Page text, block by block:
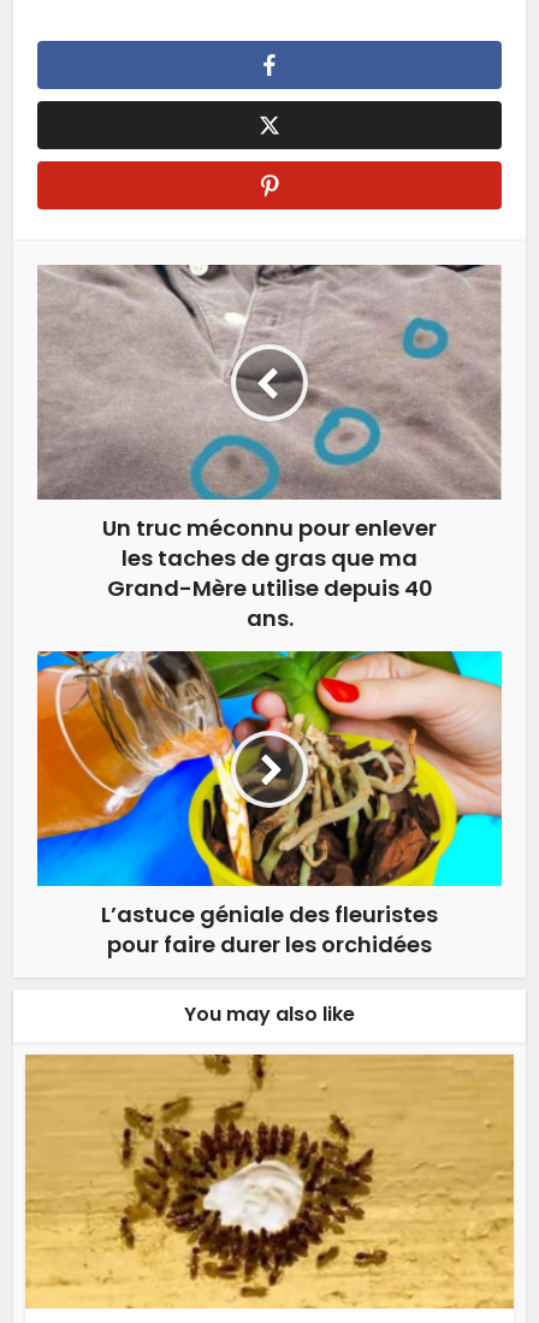
Un truc méconnu pour enlever
les taches de gras que ma
Grand-Mère utilise depuis 40
ans.
L’astuce géniale des fleuristes
pour faire durer les orchidées
You may also like